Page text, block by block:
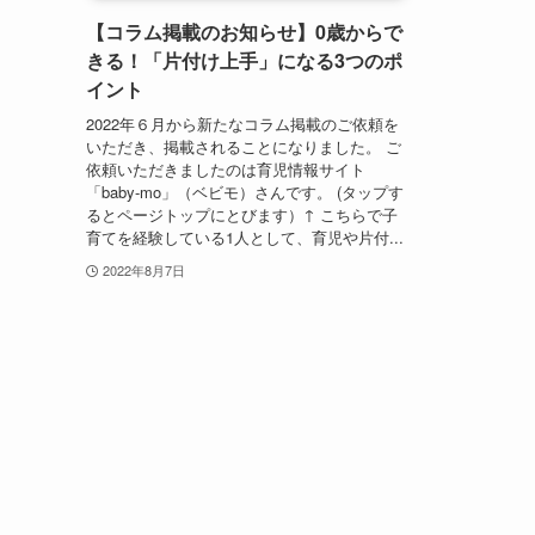
【コラム掲載のお知らせ】0歳からで
きる！「片付け上手」になる3つのポ
イント
2022年６月から新たなコラム掲載のご依頼を
いただき、掲載されることになりました。 ご
依頼いただきましたのは育児情報サイト
「baby-mo」（ベビモ）さんです。 (タップす
るとページトップにとびます）↑ こちらで子
育てを経験している1人として、育児や片付...
2022年8月7日